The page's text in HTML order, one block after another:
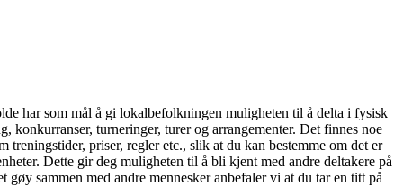
har som mål å gi lokalbefolkningen muligheten til å delta i fysisk
turneringer, turer og arrangementer. Det finnes noe
priser, regler etc., slik at du kan bestemme om det er
Dette gir deg muligheten til å bli kjent med andre deltakere på
sammen med andre mennesker anbefaler vi at du tar en titt på